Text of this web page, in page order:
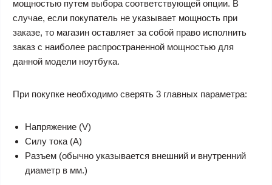
мощностью путем выбора соответствующей опции. В
случае, если покупатель не указывает мощность при
заказе, то магазин оставляет за собой право исполнить
заказ с наиболее распространенной мощностью для
данной модели ноутбука.
При покупке необходимо сверять 3 главных параметра:
Напряжение (V)
Силу тока (A)
Разъем (обычно указывается внешний и внутренний
диаметр в мм.)